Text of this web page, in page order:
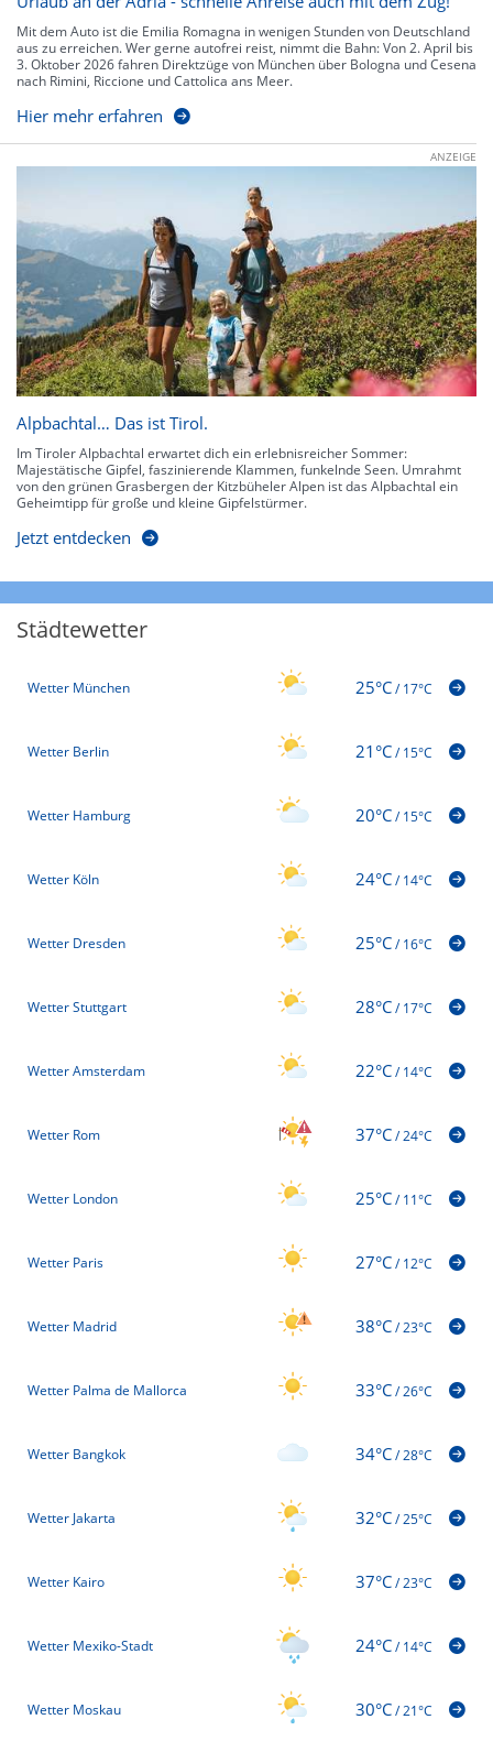
Mit dem Auto ist die Emilia Romagna in wenigen Stunden von Deutschland
aus zu erreichen. Wer gerne autofrei reist, nimmt die Bahn: Von 2. April bis
3. Oktober 2026 fahren Direktzüge von München über Bologna und Cesena
nach Rimini, Riccione und Cattolica ans Meer.
Hier mehr erfahren
ANZEIGE
Alpbachtal… Das ist Tirol.
Im Tiroler Alpbachtal erwartet dich ein erlebnisreicher Sommer:
Majestätische Gipfel, faszinierende Klammen, funkelnde Seen. Umrahmt
von den grünen Grasbergen der Kitzbüheler Alpen ist das Alpbachtal ein
Geheimtipp für große und kleine Gipfelstürmer.
Jetzt entdecken
Städtewetter
Wetter München 25°C/17°C
Wetter Berlin 21°C/15°C
Wetter Hamburg 20°C/15°C
Wetter Köln 24°C/14°C
Wetter Dresden 25°C/16°C
Wetter Stuttgart 28°C/17°C
Wetter Amsterdam 22°C/14°C
Wetter Rom 37°C/24°C
Wetter London 25°C/11°C
Wetter Paris 27°C/12°C
Wetter Madrid 38°C/23°C
Wetter Palma de Mallorca 33°C/26°C
Wetter Bangkok 34°C/28°C
Wetter Jakarta 32°C/25°C
Wetter Kairo 37°C/23°C
Wetter Mexiko-Stadt 24°C/14°C
Wetter Moskau 30°C/21°C